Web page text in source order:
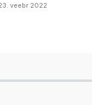
veebr 2022